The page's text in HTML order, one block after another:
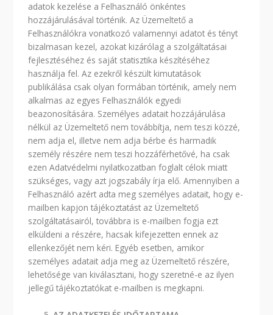
adatok kezelése a Felhasználó önkéntes
hozzájárulásával történik. Az Üzemeltető a
Felhasználókra vonatkozó valamennyi adatot és tényt
bizalmasan kezel, azokat kizárólag a szolgáltatásai
fejlesztéséhez és saját statisztika készítéséhez
használja fel. Az ezekről készült kimutatások
publikálása csak olyan formában történik, amely nem
alkalmas az egyes Felhasználók egyedi
beazonosítására. Személyes adatait hozzájárulása
nélkül az Üzemeltető nem továbbítja, nem teszi közzé,
nem adja el, illetve nem adja bérbe és harmadik
személy részére nem teszi hozzáférhetővé, ha csak
ezen Adatvédelmi nyilatkozatban foglalt célok miatt
szükséges, vagy azt jogszabály írja elő. Amennyiben a
Felhasználó azért adta meg személyes adatait, hogy e-
mailben kapjon tájékoztatást az Üzemeltető
szolgáltatásairól, továbbra is e-mailben fogja ezt
elküldeni a részére, hacsak kifejezetten ennek az
ellenkezőjét nem kéri. Egyéb esetben, amikor
személyes adatait adja meg az Üzemeltető részére,
lehetősége van kiválasztani, hogy szeretné-e az ilyen
jellegű tájékoztatókat e-mailben is megkapni.